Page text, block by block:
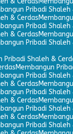
Pribadi Shaleh
& Cerdas
Pribadi Shaleh
& Cerdas
Pribadi Shaleh
Pribadi Shaleh &
Membangun
Pribadi Shaleh
& Cerdas
Pribadi Shaleh
& Cerdas
Pribadi Shaleh
& Cerdas
Pribadi Shaleh